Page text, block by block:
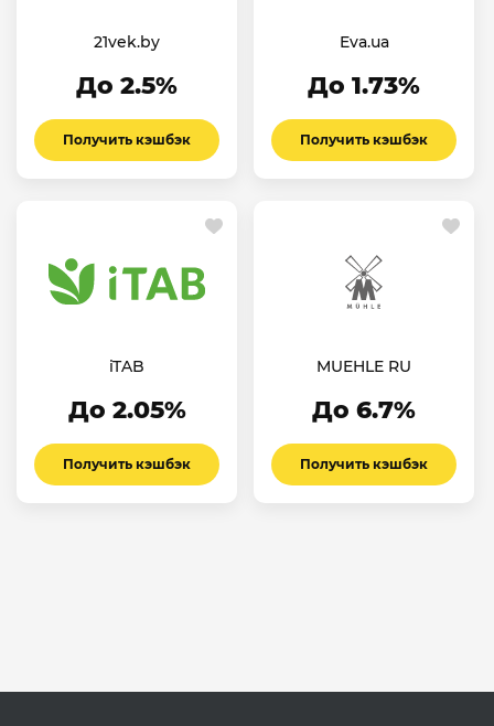
21vek.by
До 2.5%
Получить кэшбэк
Eva.ua
До 1.73%
Получить кэшбэк
iTAB
До 2.05%
Получить кэшбэк
MUEHLE RU
До 6.7%
Получить кэшбэк